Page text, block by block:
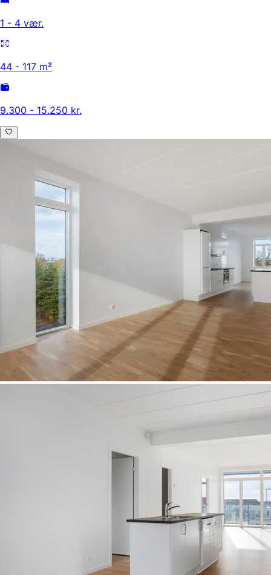
1 - 4 vær.
44 - 117 m²
9.300 - 15.250 kr.